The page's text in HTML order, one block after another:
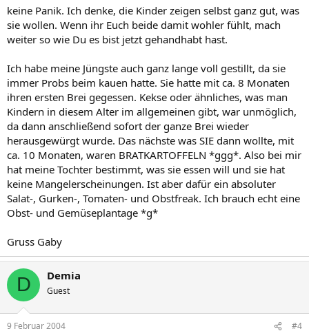
keine Panik. Ich denke, die Kinder zeigen selbst ganz gut, was
sie wollen. Wenn ihr Euch beide damit wohler fühlt, mach
weiter so wie Du es bist jetzt gehandhabt hast.
Ich habe meine Jüngste auch ganz lange voll gestillt, da sie
immer Probs beim kauen hatte. Sie hatte mit ca. 8 Monaten
ihren ersten Brei gegessen. Kekse oder ähnliches, was man
Kindern in diesem Alter im allgemeinen gibt, war unmöglich,
da dann anschließend sofort der ganze Brei wieder
herausgewürgt wurde. Das nächste was SIE dann wollte, mit
ca. 10 Monaten, waren BRATKARTOFFELN *ggg*. Also bei mir
hat meine Tochter bestimmt, was sie essen will und sie hat
keine Mangelerscheinungen. Ist aber dafür ein absoluter
Salat-, Gurken-, Tomaten- und Obstfreak. Ich brauch echt eine
Obst- und Gemüseplantage *g*
Gruss Gaby
D Demia
Guest
9 Februar 2004 #4